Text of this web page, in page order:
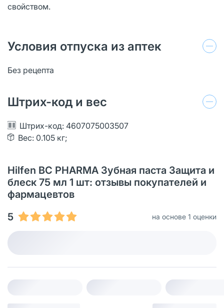
свойством.
Условия отпуска из аптек
Без рецепта
Штрих-код и вес
Штрих-код: 4607075003507
Вес: 0.105 кг;
Hilfen BC PHARMA Зубная паста Защита и
блеск 75 мл 1 шт: отзывы покупателей и
фармацевтов
5
на основе 1 оценки